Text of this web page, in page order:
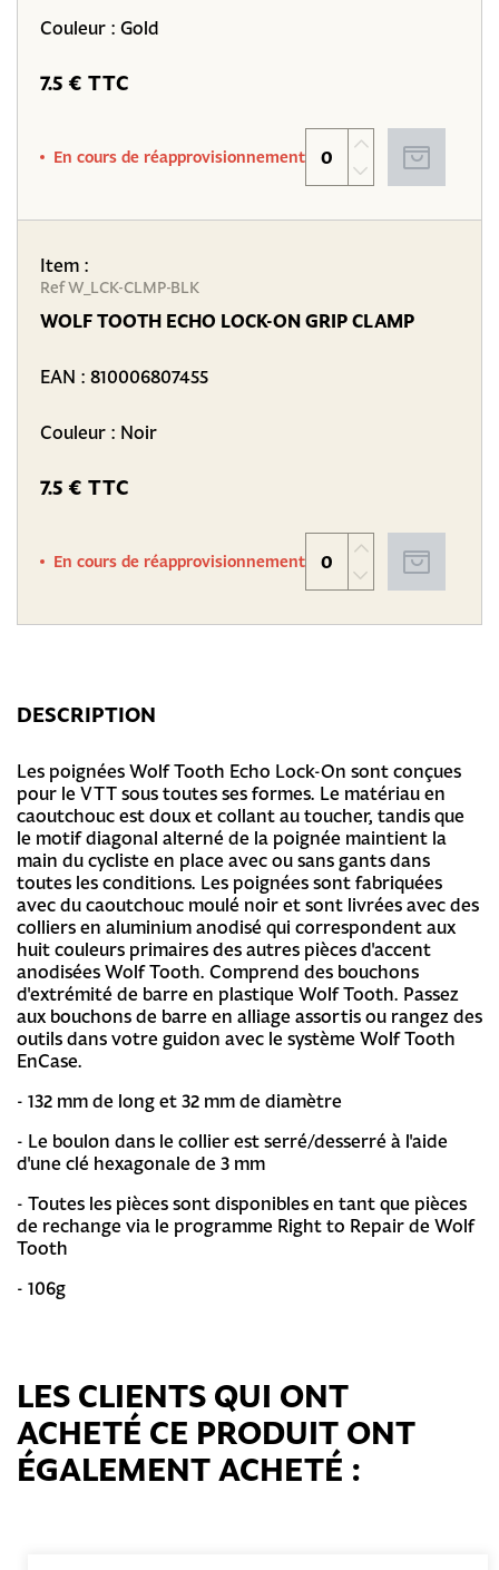
Couleur : Gold
7.5 € TTC
En cours de réapprovisionnement
Item :
Ref W_LCK-CLMP-BLK
WOLF TOOTH ECHO LOCK-ON GRIP CLAMP
EAN : 810006807455
Couleur : Noir
7.5 € TTC
En cours de réapprovisionnement
DESCRIPTION
Les poignées Wolf Tooth Echo Lock-On sont conçues
pour le VTT sous toutes ses formes. Le matériau en
caoutchouc est doux et collant au toucher, tandis que
le motif diagonal alterné de la poignée maintient la
main du cycliste en place avec ou sans gants dans
toutes les conditions. Les poignées sont fabriquées
avec du caoutchouc moulé noir et sont livrées avec des
colliers en aluminium anodisé qui correspondent aux
huit couleurs primaires des autres pièces d'accent
anodisées Wolf Tooth. Comprend des bouchons
d'extrémité de barre en plastique Wolf Tooth. Passez
aux bouchons de barre en alliage assortis ou rangez des
outils dans votre guidon avec le système Wolf Tooth
EnCase.
- 132 mm de long et 32 mm de diamètre
- Le boulon dans le collier est serré/desserré à l'aide
d'une clé hexagonale de 3 mm
- Toutes les pièces sont disponibles en tant que pièces
de rechange via le programme Right to Repair de Wolf
Tooth
- 106g
LES CLIENTS QUI ONT
ACHETÉ CE PRODUIT ONT
ÉGALEMENT ACHETÉ :